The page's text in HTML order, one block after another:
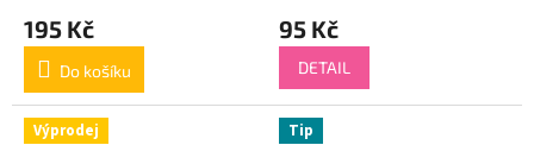
195 Kč
Do košíku
95 Kč
DETAIL
Výprodej Tip